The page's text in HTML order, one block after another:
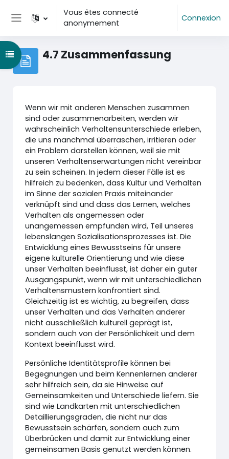
Passer au contenu principal
Panneau latéral
Vous êtes connecté
anonymement
Connexion
4.7 Zusammenfassung
Ouvrir l’index du cours
Wenn wir mit anderen Menschen zusammen
sind oder zusammenarbeiten, werden wir
wahrscheinlich Verhaltensunterschiede erleben,
die uns manchmal überraschen, irritieren oder
ein Problem darstellen können, weil sie mit
unseren Verhaltenserwartungen nicht vereinbar
zu sein scheinen. In jedem dieser Fälle ist es
hilfreich zu bedenken, dass Kultur und Verhalten
im Sinne der sozialen Praxis miteinander
verknüpft sind und dass das Lernen, welches
Verhalten als angemessen oder
unangemessen empfunden wird, Teil unseres
lebenslangen Sozialisationsprozesses ist. Die
Entwicklung eines Bewusstseins für unsere
eigene kulturelle Orientierung und wie diese
unser Verhalten beeinflusst, ist daher ein guter
Ausgangspunkt, wenn wir mit unterschiedlichen
Verhaltensmustern konfrontiert sind.
Gleichzeitig ist es wichtig, zu begreifen, dass
unser Verhalten und das Verhalten anderer
nicht ausschließlich kulturell geprägt ist,
sondern auch von der Persönlichkeit und dem
Kontext beeinflusst wird.
Persönliche Identitätsprofile können bei
Begegnungen und beim Kennenlernen anderer
sehr hilfreich sein, da sie Hinweise auf
Gemeinsamkeiten und Unterschiede liefern. Sie
sind wie Landkarten mit unterschiedlichen
Detaillierungsgraden, die nicht nur das
Bewusstsein schärfen, sondern auch zum
Überbrücken und damit zur Entwicklung einer
gemeinsamen Basis genutzt werden können.